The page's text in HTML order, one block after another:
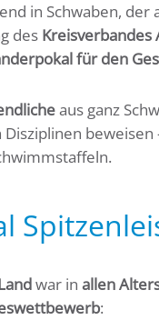
in Schwaben,
des Kreisverbandes
für den
aus ganz
war in allen
: